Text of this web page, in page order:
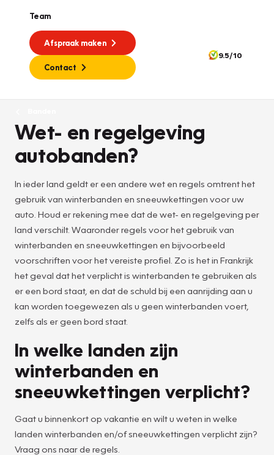
Team
Afspraak maken
Contact
9.5/10
Wet- en regelgeving
autobanden?
In ieder land geldt er een andere wet en regels omtrent het
gebruik van winterbanden en sneeuwkettingen voor uw
auto. Houd er rekening mee dat de wet- en regelgeving per
land verschilt. Waaronder regels voor het gebruik van
winterbanden en sneeuwkettingen en bijvoorbeeld
voorschriften voor het vereiste profiel. Zo is het in Frankrijk
het geval dat het verplicht is winterbanden te gebruiken als
er een bord staat, en dat de schuld bij een aanrijding aan u
kan worden toegewezen als u geen winterbanden voert,
zelfs als er geen bord staat.
In welke landen zijn
winterbanden en
sneeuwkettingen verplicht?
Gaat u binnenkort op vakantie en wilt u weten in welke
landen winterbanden en/of sneeuwkettingen verplicht zijn?
Vraag ons naar de regels.